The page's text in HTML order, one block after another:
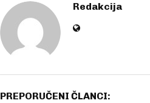
Redakcija
PREPORUČENI ČLANCI: